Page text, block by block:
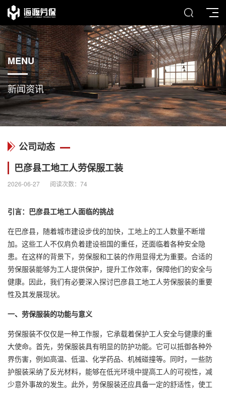
MENU
新闻资讯
公司动态
巴彦县工地工人劳保服工装
2026-06-27 阅读次数： 74
引言：巴彦县工地工人面临的挑战
在巴彦县，随着城市建设步伐的加快，工地上的工人数量不断增
加。这些工人不仅肩负着建设祖国的重任，还面临着各种安全隐
患。在这样的背景下，劳保服和工装的作用显得尤为重要。合适的
劳保服装能够为工人提供保护，提升工作效率，保障他们的安全与
健康。因此，我们有必要深入探讨巴彦县工地工人劳保服装的重要
性及其发展现状。
一、劳保服装的功能与意义
劳保服装不仅仅是一种工作服，它承载着保护工人安全与健康的重
大使命。首先，劳保服装具有明显的防护功能。它可以抵御各种外
界伤害，例如高温、低温、化学药品、机械碰撞等。同时，一些防
护服装采纳了反光材料，能够在低光环境中提高工人的可视性，减
少意外事故的发生。此外，劳保服装还应具备一定的舒适性，使工